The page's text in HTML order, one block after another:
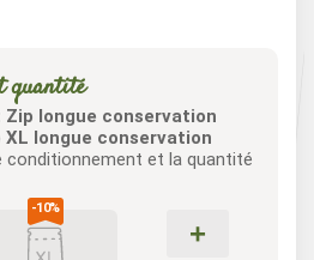
quantité
longue conservation
longue conservation
conditionnement et la quantité
+